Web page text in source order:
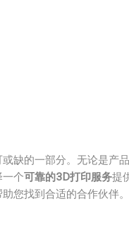
缺的一部分。无论是产
个可靠的3D打印服务提
您找到合适的合作伙伴。